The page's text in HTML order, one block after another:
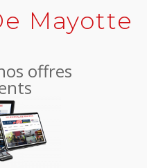
Mayotte
offres